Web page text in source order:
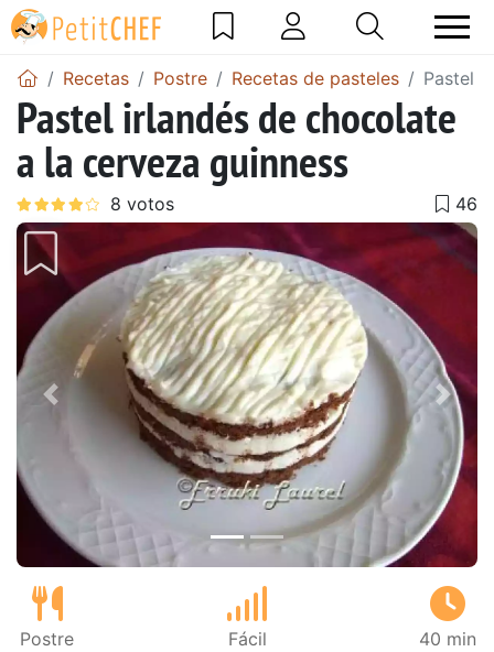
Recetas Postre Recetas de pasteles Pastel
Pastel irlandés de chocolate
a la cerveza guinness
Anterior
Postre Fácil 40 min